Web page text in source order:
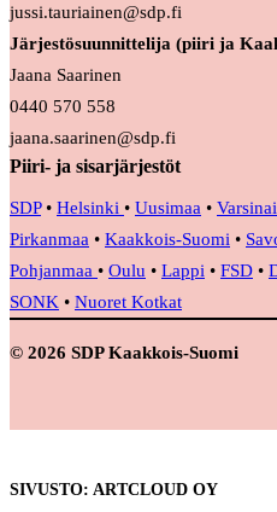
jussi.tauriainen@sdp.fi
Järjestösuunnittelija (piiri ja
Jaana Saarinen
0440 570 558
jaana.saarinen@sdp.fi
Piiri- ja sisarjärjestöt
SDP• Helsinki • Uusimaa •
Pirkanmaa • Kaakkois-Suomi •
Pohjanmaa • Oulu • Lappi • FSD •
SONK • Nuoret Kotkat
© 2026 SDP Kaakkois-Suomi
SIVUSTO: ARTCLOUD OY